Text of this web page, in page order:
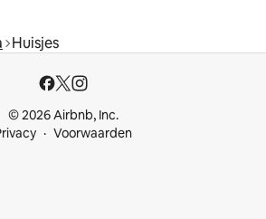
Huisjes
© 2026 Airbnb, Inc.
Voorwaarden